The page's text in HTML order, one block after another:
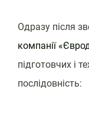
Одразу після
компанії
підготовчих і
послідовність: